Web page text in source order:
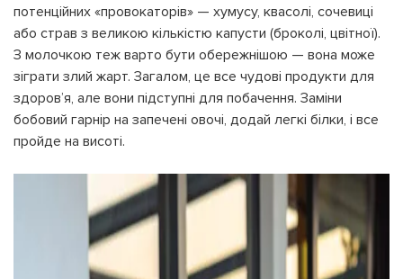
потенційних «провокаторів» — хумусу, квасолі, сочевиці
або страв з великою кількістю капусти (броколі, цвітної).
З молочкою теж варто бути обережнішою — вона може
зіграти злий жарт. Загалом, це все чудові продукти для
здоров’я, але вони підступні для побачення. Заміни
бобовий гарнір на запечені овочі, додай легкі білки, і все
пройде на висоті.